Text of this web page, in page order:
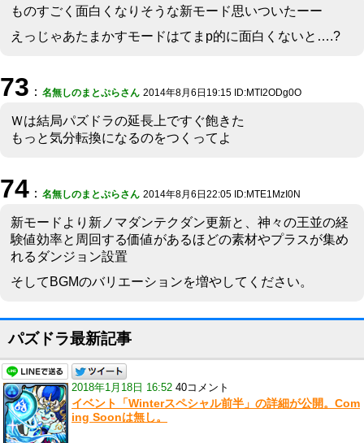
ものすごく面白くなりそうな新モード思いついたーー
えっじゃあたまかすモードはてまp的に面白くないと….?
73 ： 名無しのまとぷらさん 2014年8月6日19:15 ID:MTI2ODg0O
Ｗは結局パズドラの延長上ですぐ飽きた
もっと気分転換になるのをつくってよ
74 ： 名無しのまとぷらさん 2014年8月6日22:05 ID:MTE1MzI0N
新モードより新ノマダンテクダン更新と、神々の王並の経
験値効率と周回する価値があるほどの素材やプラスが集め
れるダンジョン設置
そしてBGMのバリエーションを増やしてください。
パズドラ最新記事
2018年1月18日 16:52 40コメント
イベント「Winterスペシャル前半」の詳細が公開。Com
ing Soonは無し。